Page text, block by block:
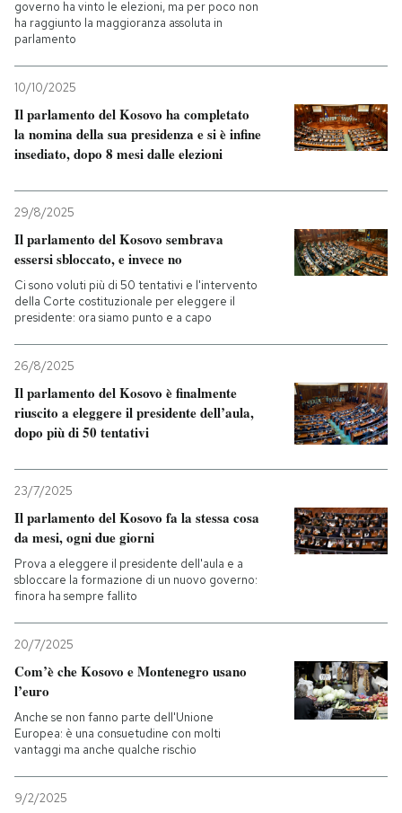
governo ha vinto le elezioni, ma per poco non
ha raggiunto la maggioranza assoluta in
parlamento
10/10/2025
Il parlamento del Kosovo ha completato
la nomina della sua presidenza e si è infine
insediato, dopo 8 mesi dalle elezioni
29/8/2025
Il parlamento del Kosovo sembrava
essersi sbloccato, e invece no
Ci sono voluti più di 50 tentativi e l'intervento
della Corte costituzionale per eleggere il
presidente: ora siamo punto e a capo
26/8/2025
Il parlamento del Kosovo è finalmente
riuscito a eleggere il presidente dell’aula,
dopo più di 50 tentativi
23/7/2025
Il parlamento del Kosovo fa la stessa cosa
da mesi, ogni due giorni
Prova a eleggere il presidente dell'aula e a
sbloccare la formazione di un nuovo governo:
finora ha sempre fallito
20/7/2025
Com’è che Kosovo e Montenegro usano
l’euro
Anche se non fanno parte dell'Unione
Europea: è una consuetudine con molti
vantaggi ma anche qualche rischio
9/2/2025